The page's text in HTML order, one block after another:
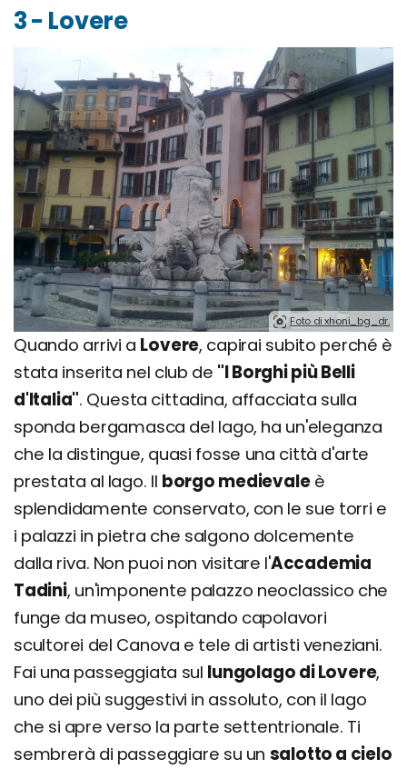
3 - Lovere
Foto di xhoni_bg_dr.
Quando arrivi a Lovere, capirai subito perché è
stata inserita nel club de "I Borghi più Belli
d'Italia". Questa cittadina, affacciata sulla
sponda bergamasca del lago, ha un'eleganza
che la distingue, quasi fosse una città d'arte
prestata al lago. Il borgo medievaleè
splendidamente conservato, con le sue torri e
i palazzi in pietra che salgono dolcemente
dalla riva. Non puoi non visitare l'Accademia
Tadini, un'imponente palazzo neoclassico che
funge da museo, ospitando capolavori
scultorei del Canova e tele di artisti veneziani.
Fai una passeggiata sul lungolago di Lovere,
uno dei più suggestivi in assoluto, con il lago
che si apre verso la parte settentrionale. Ti
sembrerà di passeggiare su un salotto a cielo